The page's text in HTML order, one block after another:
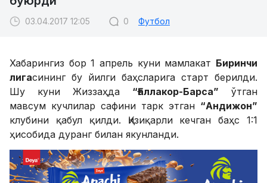
03.04.2017 12:05 0 Футбол
Хабарингиз бор 1 апрель куни мамлакат Биринчи
лигасининг бу йилги баҳсларига старт берилди.
Шу куни Жиззаҳда “Ғаллакор-Барса” ўтган
мавсум кучлилар сафини тарк этган “Андижон”
клубини қабул қилди. Қизиқарли кечган баҳс 1:1
ҳисобида дуранг билан якунланди.